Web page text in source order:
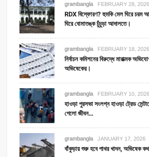
grambangla FEBRUARY 28, 2026
RDX বিস্ফোরণ? হুমকি মেল ঘিরে চরম
ঘিরে বোমাতঙ্ক চুঁচুড়া আদালতে।
grambangla FEBRUARY 18, 2026
নির্বাচন কমিশনের বিরুদ্ধে মারাত্মক
অভিষেকের।
grambangla FEBRUARY 10, 2026
হাওড়া পুরসভা সংলগ্ন হাওড়া ট্রেড
গেলো জীবন…
grambangla JANUARY 17, 2026
বাঁকুড়ায় শুরু হবে পাথর খাদন, অভিষেক